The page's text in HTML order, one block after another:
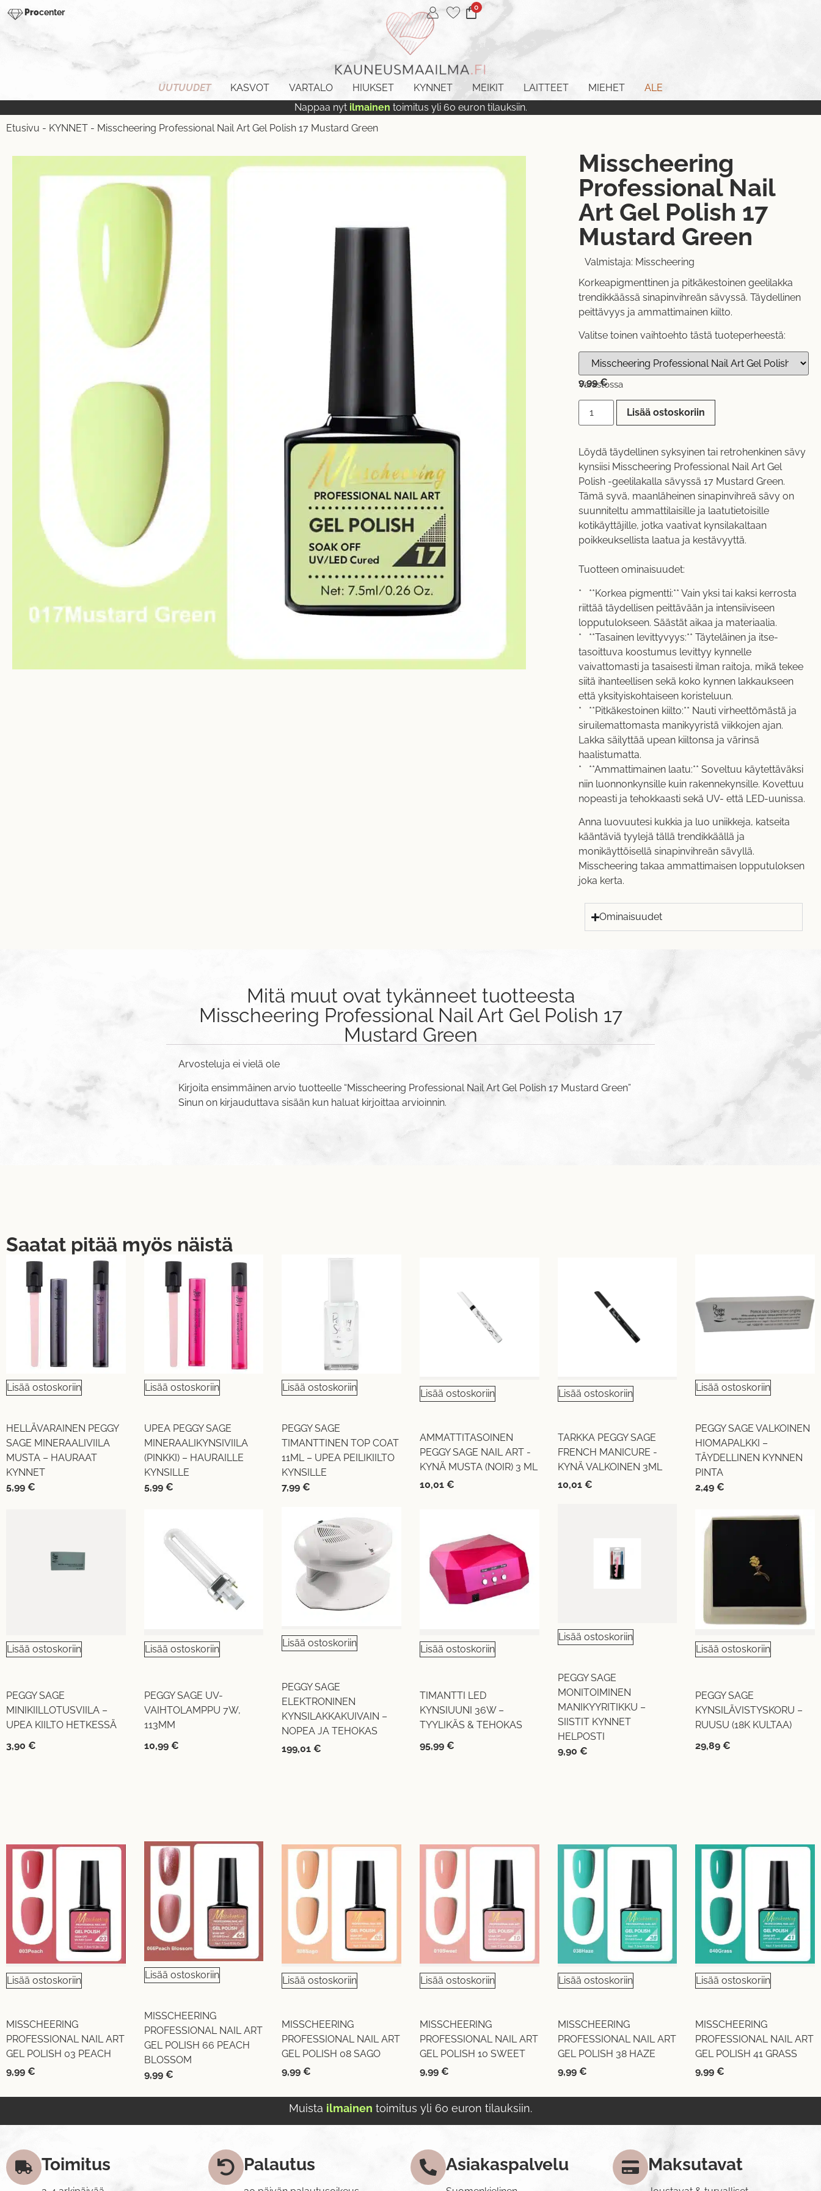
Procenter 0
UUTUUDET KASVOT VARTALO HIUKSET KYNNET MEIKIT LAITTEET MIEHET
ALE
Nappaa nyt ilmainen toimitus yli 60 euron tilauksiin.
Etusivu - KYNNET - Misscheering Professional Nail Art Gel Polish 17 Mustard Green
Misscheering
Professional Nail
Art Gel Polish 17
Mustard Green
Valmistaja: Misscheering
Korkeapigmenttinen ja pitkäkestoinen geelilakka
trendikkäässä sinapinvihreän sävyssä. Täydellinen
peittävyys ja ammattimainen kiilto.
Valitse toinen vaihtoehto tästä tuoteperheestä:
9,99€
Varastossa
Lisää ostoskoriin
Löydä täydellinen syksyinen tai retrohenkinen sävy
kynsiisi Misscheering Professional Nail Art Gel
Polish -geelilakalla sävyssä 17 Mustard Green.
Tämä syvä, maanläheinen sinapinvihreä sävy on
suunniteltu ammattilaisille ja laatutietoisille
kotikäyttäjille, jotka vaativat kynsilakaltaan
poikkeuksellista laatua ja kestävyyttä.
Tuotteen ominaisuudet:
* **Korkea pigmentti:** Vain yksi tai kaksi kerrosta
riittää täydellisen peittävään ja intensiiviseen
lopputulokseen. Säästät aikaa ja materiaalia.
* **Tasainen levittyvyys:** Täyteläinen ja itse-
tasoittuva koostumus levittyy kynnelle
vaivattomasti ja tasaisesti ilman raitoja, mikä tekee
siitä ihanteellisen sekä koko kynnen lakkaukseen
että yksityiskohtaiseen koristeluun.
* **Pitkäkestoinen kiilto:** Nauti virheettömästä ja
siruilemattomasta manikyyristä viikkojen ajan.
Lakka säilyttää upean kiiltonsa ja värinsä
haalistumatta.
* **Ammattimainen laatu:** Soveltuu käytettäväksi
niin luonnonkynsille kuin rakennekynsille. Kovettuu
nopeasti ja tehokkaasti sekä UV- että LED-uunissa.
Anna luovuutesi kukkia ja luo uniikkeja, katseita
kääntäviä tyylejä tällä trendikkäällä ja
monikäyttöisellä sinapinvihreän sävyllä.
Misscheering takaa ammattimaisen lopputuloksen
joka kerta.
Ominaisuudet
Mitä muut ovat tykänneet tuotteesta
Misscheering Professional Nail Art Gel Polish 17
Mustard Green
Arvosteluja ei vielä ole
Kirjoita ensimmäinen arvio tuotteelle “Misscheering Professional Nail Art Gel Polish 17 Mustard Green”
Sinun on kirjauduttava sisään kun haluat kirjoittaa arvioinnin.
Saatat pitää myös näistä
Lisää ostoskoriin
HELLÄVARAINEN PEGGY
SAGE MINERAALIVIILA
MUSTA – HAURAAT
KYNNET
5,99 €
Lisää ostoskoriin
UPEA PEGGY SAGE
MINERAALIKYNSIVIILA
(PINKKI) – HAURAILLE
KYNSILLE
5,99 €
Lisää ostoskoriin
PEGGY SAGE
TIMANTTINEN TOP COAT
11ML – UPEA PEILIKIILTO
KYNSILLE
7,99€
Lisää ostoskoriin
AMMATTITASOINEN
PEGGY SAGE NAIL ART -
KYNÄ MUSTA (NOIR) 3 ML
10,01 €
Lisää ostoskoriin
TARKKA PEGGY SAGE
FRENCH MANICURE -
KYNÄ VALKOINEN 3ML
10,01 €
Lisää ostoskoriin
PEGGY SAGE VALKOINEN
HIOMAPALKKI –
TÄYDELLINEN KYNNEN
PINTA
2,49€
Lisää ostoskoriin
PEGGY SAGE
MINIKIILLOTUSVIILA –
UPEA KIILTO HETKESSÄ
3,90 €
Lisää ostoskoriin
PEGGY SAGE UV-
VAIHTOLAMPPU 7W,
113MM
10,99 €
Lisää ostoskoriin
PEGGY SAGE
ELEKTRONINEN
KYNSILAKKAKUIVAIN –
NOPEA JA TEHOKAS
199,01€
Lisää ostoskoriin
TIMANTTI LED
KYNSIUUNI 36W –
TYYLIKÄS & TEHOKAS
95,99 €
Lisää ostoskoriin
PEGGY SAGE
MONITOIMINEN
MANIKYYRITIKKU –
SIISTIT KYNNET
HELPOSTI
9,90 €
Lisää ostoskoriin
PEGGY SAGE
KYNSILÄVISTYSKORU –
RUUSU (18K KULTAA)
29,89€
Lisää ostoskoriin
MISSCHEERING
PROFESSIONAL NAIL ART
GEL POLISH 03 PEACH
9,99 €
Lisää ostoskoriin
MISSCHEERING
PROFESSIONAL NAIL ART
GEL POLISH 66 PEACH
BLOSSOM
9,99 €
Lisää ostoskoriin
MISSCHEERING
PROFESSIONAL NAIL ART
GEL POLISH 08 SAGO
9,99€
Lisää ostoskoriin
MISSCHEERING
PROFESSIONAL NAIL ART
GEL POLISH 10 SWEET
9,99 €
Lisää ostoskoriin
MISSCHEERING
PROFESSIONAL NAIL ART
GEL POLISH 38 HAZE
9,99 €
Lisää ostoskoriin
MISSCHEERING
PROFESSIONAL NAIL ART
GEL POLISH 41 GRASS
9,99€
Muista ilmainen toimitus yli 60 euron tilauksiin.
Toimitus Palautus Asiakaspalvelu Maksutavat